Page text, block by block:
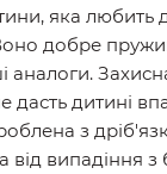
яка любить
добре
аналоги.
дасть дитині
з
випадіння з